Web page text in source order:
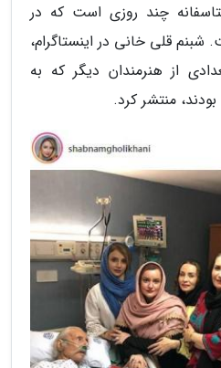
چند روزی است که در
قلی خانی در اینستاگرام،
از هنرمندان دیگر که به
منتشر کرد.